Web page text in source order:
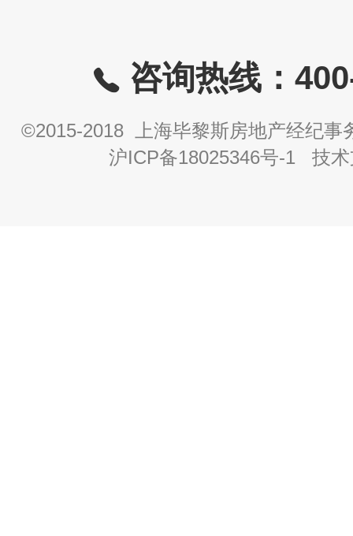
咨询热线：
©2015-2018 上海毕黎斯房地产经纪事
沪ICP备18025346号-1 技术